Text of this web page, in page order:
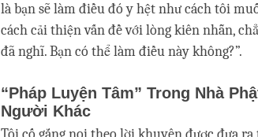
là bạn sẽ làm điều đó y hệt như cách tôi
cách cải thiện vấn đề với lòng kiên nhẫn,
đã nghĩ. Bạn có thể làm điều này không?”.
“Pháp Luyện Tâm” Trong Nhà
Người Khác